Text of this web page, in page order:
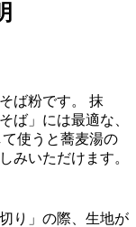
ば粉です。 抹
ば」には最適な、
て使うと蕎麦湯の
みいただけます。
り」の際、生地が